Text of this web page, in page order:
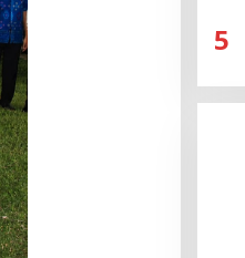
5